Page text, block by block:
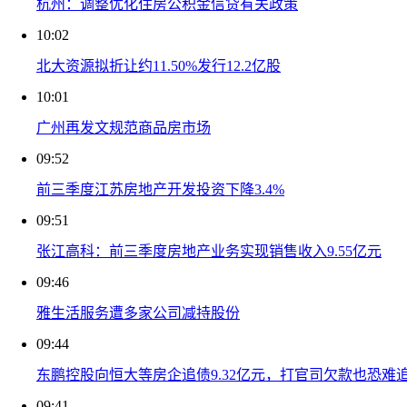
杭州：调整优化住房公积金信贷有关政策
10:02
北大资源拟折让约11.50%发行12.2亿股
10:01
广州再发文规范商品房市场
09:52
前三季度江苏房地产开发投资下降3.4%
09:51
张江高科：前三季度房地产业务实现销售收入9.55亿元
09:46
雅生活服务遭多家公司减持股份
09:44
东鹏控股向恒大等房企追债9.32亿元，打官司欠款也恐难